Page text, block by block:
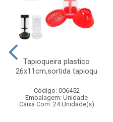
Tapioqueira plastico
26x11cm,sortida tapioqu
Código: 006452
Embalagem: Unidade
Caixa Com: 24 Unidade(s)